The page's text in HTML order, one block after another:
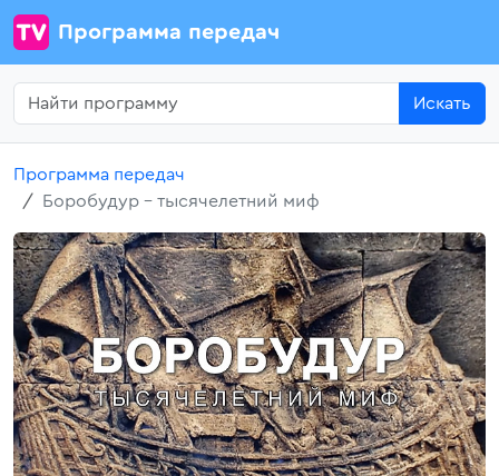
Программа передач
Искать
Программа передач
Боробудур - тысячелетний миф